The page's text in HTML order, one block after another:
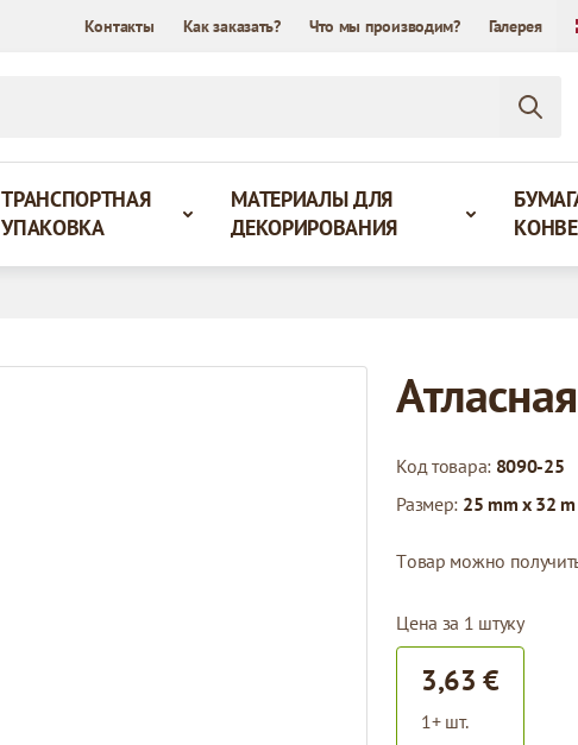
Контакты Как заказать? Что мы производим? Галерея
ТРАНСПОРТНАЯ
УПАКОВКА
МАТЕРИАЛЫ ДЛЯ
ДЕКОРИРОВАНИЯ
Код товара: 8090-25
Размер: 25 mm x 32 m
Tовар можно
Цена за 1 штуку
3,63 €
1+ шт.